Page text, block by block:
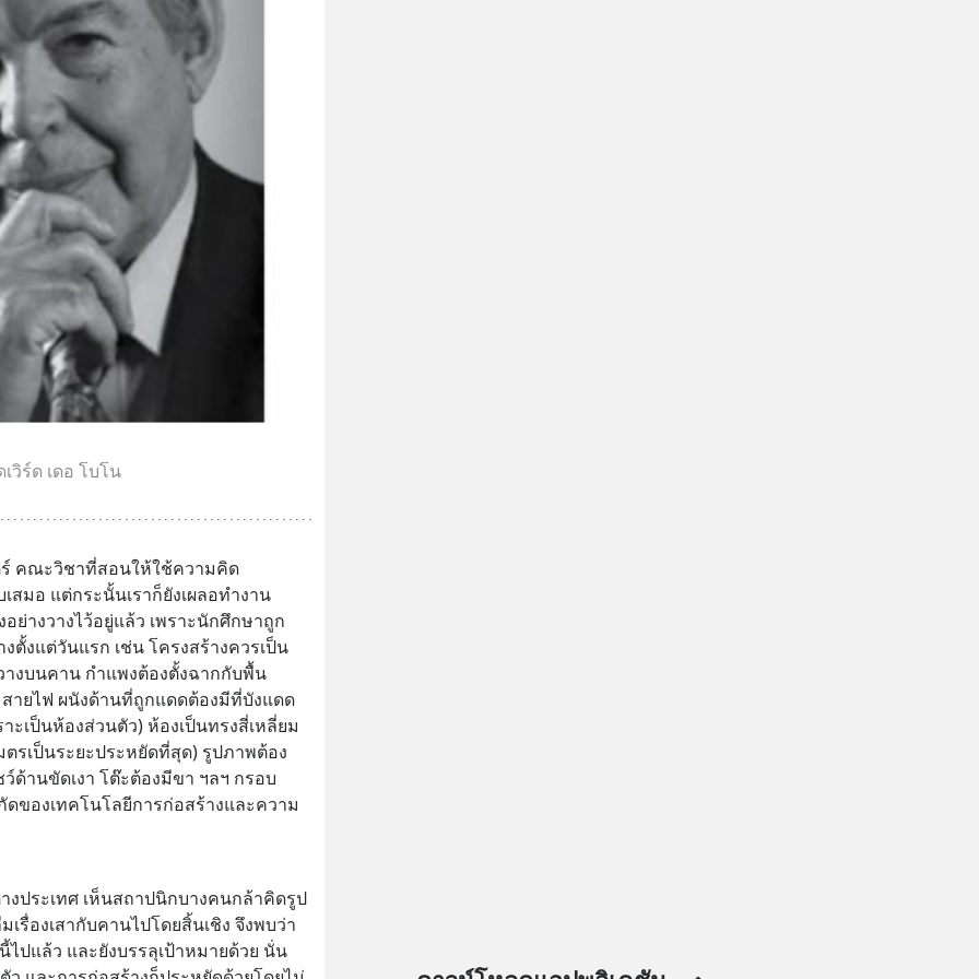
เวิร์ด เดอ โบโน
คณะวิชาที่สอนให้ใช้ความคิด
มอ แต่กระนั้นเราก็ยังเผลอทำงาน
ย่างวางไว้อยู่แล้ว เพราะนักศึกษาถูก
ตั้งแต่วันแรก เช่น โครงสร้างควรเป็น
งบนคาน กำแพงต้องตั้งฉากกับพื้น
ายไฟ ผนังด้านที่ถูกแดดต้องมีที่บังแดด
ะเป็นห้องส่วนตัว) ห้องเป็นทรงสี่เหลี่ยม
ตรเป็นระยะประหยัดที่สุด) รูปภาพต้อง
านขัดเงา โต๊ะต้องมีขา ฯลฯ กรอบ
ดของเทคโนโลยีการก่อสร้างและความ
งประเทศ เห็นสถาปนิกบางคนกล้าคิดรูป
รื่องเสากับคานไปโดยสิ้นเชิง จึงพบว่า
ปแล้ว และยังบรรลุเป้าหมายด้วย นั่น